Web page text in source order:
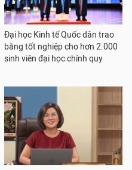
Đại học Kinh tế Quốc dân trao
bằng tốt nghiệp cho hơn 2.000
sinh viên đại học chính quy